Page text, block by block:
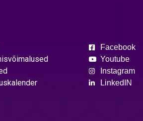
Facebook
Youtube
Instagram
LinkedIN